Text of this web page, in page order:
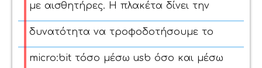
με αισθητήρες. Η πλακέτα δίνει την
δυνατότητα να τροφοδοτήσουμε το
micro:bit τόσο μέσω usb όσο και μέσω